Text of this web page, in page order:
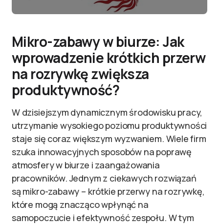
Mikro-zabawy w biurze: Jak
wprowadzenie krótkich przerw
na rozrywkę zwiększa
produktywność?
W dzisiejszym dynamicznym środowisku pracy,
utrzymanie wysokiego poziomu produktywności
staje się coraz większym wyzwaniem. Wiele firm
szuka innowacyjnych sposobów na poprawę
atmosfery w biurze i zaangażowania
pracowników. Jednym z ciekawych rozwiązań
są mikro-zabawy – krótkie przerwy na rozrywkę,
które mogą znacząco wpłynąć na
samopoczucie i efektywność zespołu. W tym